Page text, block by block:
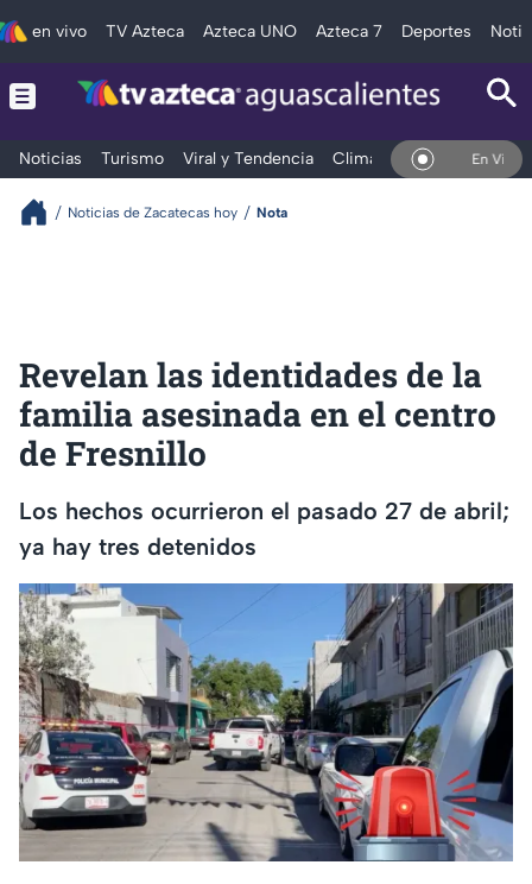
en vivo TV Azteca Azteca UNO Azteca 7 Deportes
Noticias Turismo Viral y Tendencia Clima Deportes En Vivo
Noticias de Zacatecas hoy Nota
Revelan las identidades de la
familia asesinada en el centro
de Fresnillo
Los hechos ocurrieron el pasado 27 de abril;
ya hay tres detenidos